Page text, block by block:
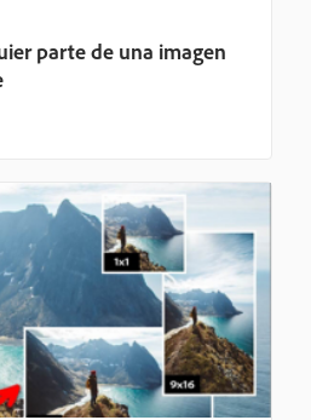
parte de una imagen